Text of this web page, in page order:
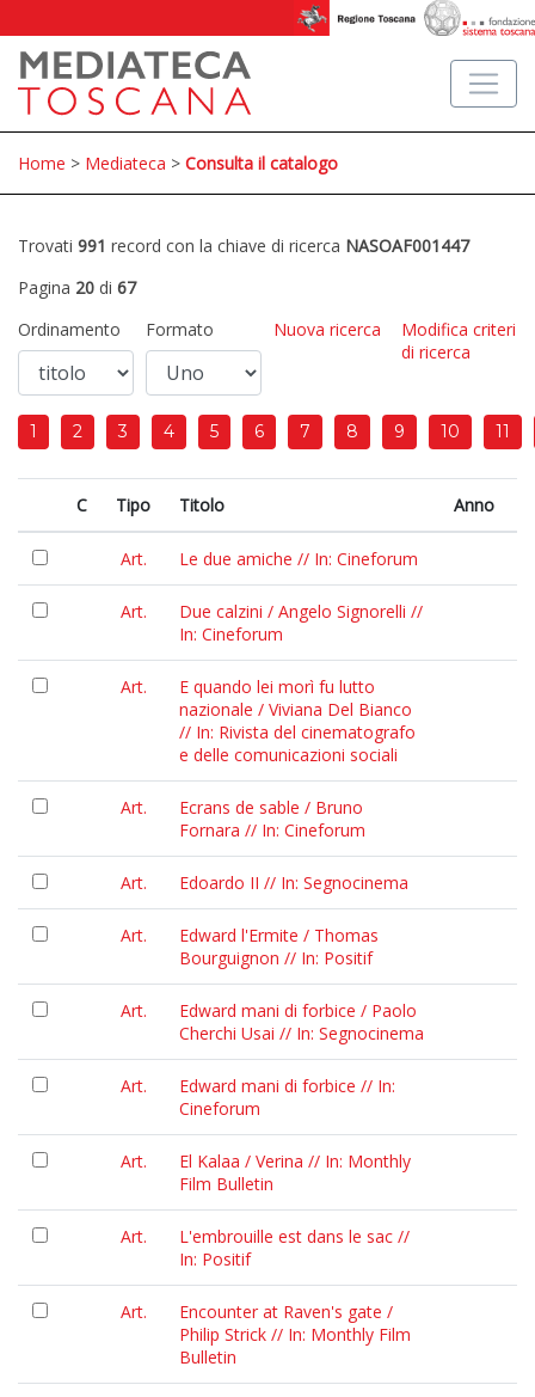
Home > Mediateca > Consulta il catalogo
Trovati 991 record con la chiave di ricerca NASOAF001447
Pagina 20 di 67
Ordinamento
Formato Nuova ricerca
Modifica criteri
di ricerca
1 2 3 4 5 6 7 8 9 10 11
C Tipo Titolo Anno
Art. Le due amiche // In: Cineforum
Art.
Due calzini / Angelo Signorelli //
In: Cineforum
Art.
E quando lei morì fu lutto
nazionale / Viviana Del Bianco
// In: Rivista del cinematografo
e delle comunicazioni sociali
Art.
Ecrans de sable / Bruno
Fornara // In: Cineforum
Art. Edoardo II // In: Segnocinema
Art.
Edward l'Ermite / Thomas
Bourguignon // In: Positif
Art.
Edward mani di forbice / Paolo
Cherchi Usai // In: Segnocinema
Art.
Edward mani di forbice // In:
Cineforum
Art.
El Kalaa / Verina // In: Monthly
Film Bulletin
Art.
L'embrouille est dans le sac //
In: Positif
Art.
Encounter at Raven's gate /
Philip Strick // In: Monthly Film
Bulletin